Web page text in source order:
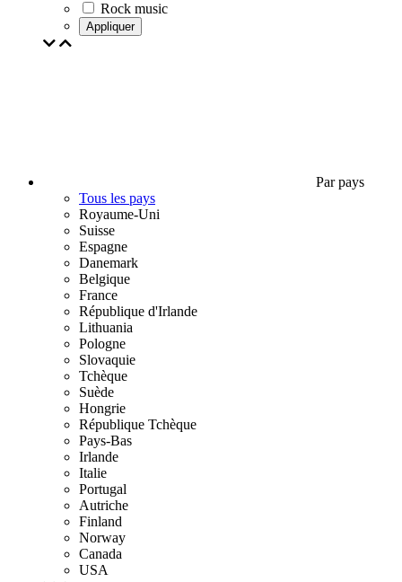
Rock music
Appliquer
Par pays
Tous les pays
Royaume-Uni
Suisse
Espagne
Danemark
Belgique
France
République d'Irlande
Lithuania
Pologne
Slovaquie
Tchèque
Suède
Hongrie
République Tchèque
Pays-Bas
Irlande
Italie
Portugal
Autriche
Finland
Norway
Canada
USA